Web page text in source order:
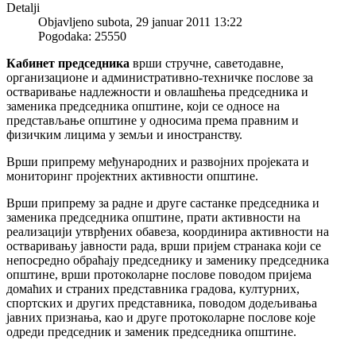
Detalji
Objavljeno subota, 29 januar 2011 13:22
Pogodaka: 25550
Кабинет председника врши стручне, саветодавне,
организационе и административно-техничке послове за
остваривање надлежности и овлашћења председника и
заменика председника општине, који се односе на
представљање општине у односима према правним и
физичким лицима у земљи и иностранству.
Врши припрему међународних и развојних пројеката и
мониторинг пројектних активности општине.
Врши припрему за радне и друге састанке председника и
заменика председника општине, прати активности на
реализацији утврђених обавеза, координира активности на
остваривању јавности рада, врши пријем странака који се
непосредно обраћају председнику и заменику председника
општине, врши протоколарне послове поводом пријема
домаћих и страних представника градова, културних,
спортских и других представника, поводом додељивања
јавних признања, као и друге протоколарне послове које
одреди председник и заменик председника општине.